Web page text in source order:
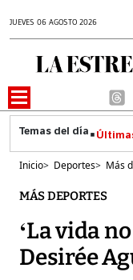
JUEVES 06 AGOSTO 2026
Inicio> Deportes> Más
MÁS DEPORTES
‘La vida
Desirée